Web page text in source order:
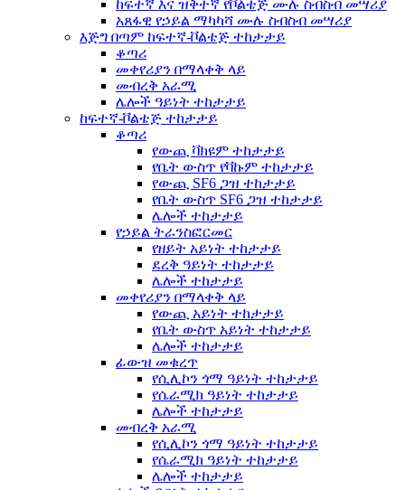
ከፍተኛ እና ዝቅተኛ የቮልቴጅ ሙሉ ስብስብ መሣሪያ
አጸፋዊ የኃይል ማካካሻ ሙሉ ስብስብ መሣሪያ
እጅግ በጣም ከፍተኛ-ቮልቴጅ ተከታታይ
ቆጣሪ
መቀየሪያን በማላቀቅ ላይ
መብረቅ አራሚ
ሌሎች ዓይነት ተከታታይ
ከፍተኛ-ቮልቴጅ ተከታታይ
ቆጣሪ
የውጪ ቫክዩም ተከታታይ
የቤት ውስጥ የቫኩም ተከታታይ
የውጪ SF6 ጋዝ ተከታታይ
የቤት ውስጥ SF6 ጋዝ ተከታታይ
ሌሎች ተከታታይ
የኃይል ትራንስፎርመር
የዘይት አይነት ተከታታይ
ደረቅ ዓይነት ተከታታይ
ሌሎች ተከታታይ
መቀየሪያን በማላቀቅ ላይ
የውጪ አይነት ተከታታይ
የቤት ውስጥ አይነት ተከታታይ
ሌሎች ተከታታይ
ፊውዝ መቁረጥ
የሲሊኮን ጎማ ዓይነት ተከታታይ
የሴራሚክ ዓይነት ተከታታይ
ሌሎች ተከታታይ
መብረቅ አራሚ
የሲሊኮን ጎማ ዓይነት ተከታታይ
የሴራሚክ ዓይነት ተከታታይ
ሌሎች ተከታታይ